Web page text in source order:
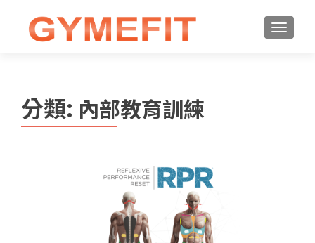
分類: 內部教育訓練